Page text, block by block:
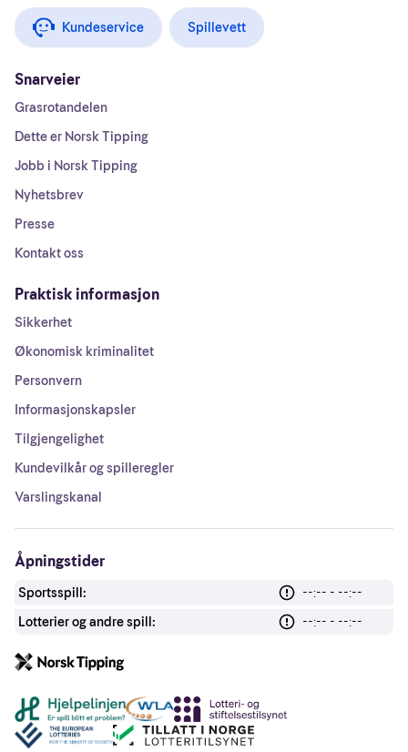
Kundeservice Spillevett
Snarveier
Grasrotandelen
Dette er Norsk Tipping
Jobb i Norsk Tipping
Nyhetsbrev
Presse
Kontakt oss
Praktisk informasjon
Sikkerhet
Økonomisk kriminalitet
Personvern
Informasjonskapsler
Tilgjengelighet
Kundevilkår og spilleregler
Varslingskanal
Åpningstider
Sportsspill:
--:-- - --:--
Lotterier og andre spill:
--:-- - --:--
Andre lenker